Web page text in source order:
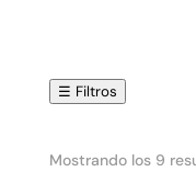
☰ Filtros
Mostrando los 9